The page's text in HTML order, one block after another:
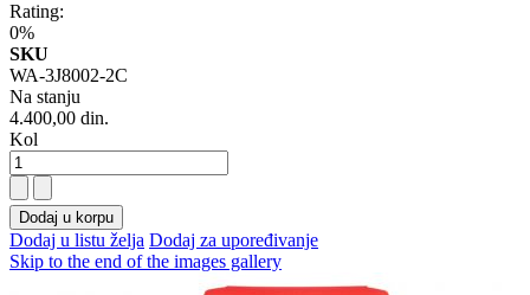
Rating:
0%
SKU
WA-3J8002-2C
Na stanju
4.400,00 din.
Kol
Dodaj u korpu
Dodaj u listu želja Dodaj za upoređivanje
Skip to the end of the images gallery